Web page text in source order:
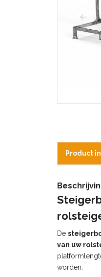
Product
De
van uw
worden.